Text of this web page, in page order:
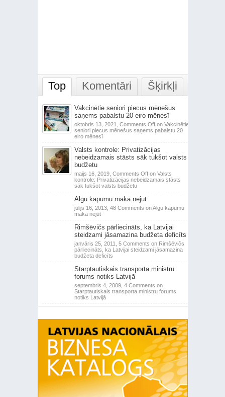
Top Komentāri Šķirkļi
Vakcinētie seniori piecus mēnešus
saņems pabalstu 20 eiro mēnesī
oktobris 13, 2021, Comments Offon Vakcinētie
seniori piecus mēnešus saņems pabalstu 20
eiro mēnesī
Valsts kontrole: Privatizācijas
nebeidzamais stāsts sāk tukšot valsts
budžetu
maijs 16, 2019, Comments Offon Valsts
kontrole: Privatizācijas nebeidzamais stāsts
sāk tukšot valsts budžetu
Algu kāpumu makā nejūt
jūlijs 16, 2013, 48 Comments on Algu kāpumu
makā nejūt
Rimšēvičs pārliecināts, ka Latvijai
steidzami jāsamazina budžeta deficīts
janvāris 25, 2011, 5 Comments on Rimšēvičs
pārliecināts, ka Latvijai steidzami jāsamazina
budžeta deficīts
Starptautiskais transporta ministru
forums notiks Latvijā
septembris 4, 2009, 4 Comments on
Starptautiskais transporta ministru forums
notiks Latvijā